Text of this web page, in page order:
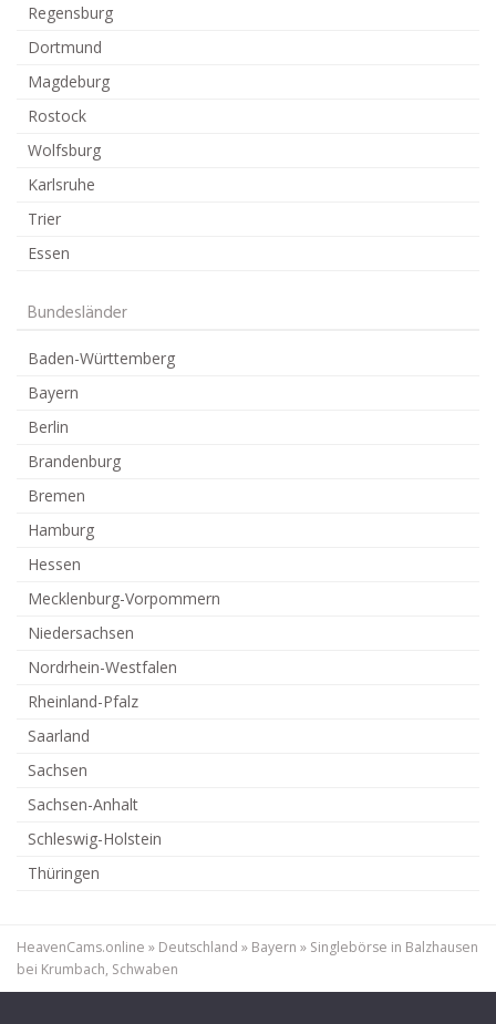
Regensburg
Dortmund
Magdeburg
Rostock
Wolfsburg
Karlsruhe
Trier
Essen
Bundesländer
Baden-Württemberg
Bayern
Berlin
Brandenburg
Bremen
Hamburg
Hessen
Mecklenburg-Vorpommern
Niedersachsen
Nordrhein-Westfalen
Rheinland-Pfalz
Saarland
Sachsen
Sachsen-Anhalt
Schleswig-Holstein
Thüringen
HeavenCams.online » Deutschland » Bayern » Singlebörse in Balzhausen
bei Krumbach, Schwaben